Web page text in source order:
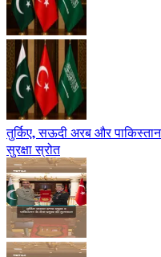
तुर्किए, सऊदी अरब और पाकिस्तान
सुरक्षा स्रोत